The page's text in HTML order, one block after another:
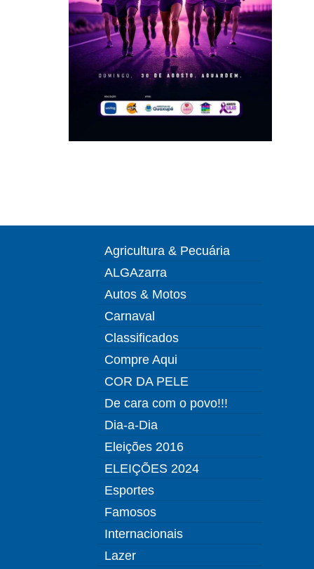
Agricultura & Pecuária
ALGAzarra
Autos & Motos
Carnaval
Classificados
Compre Aqui
COR DA PELE
De cara com o povo!!!
Dia-a-Dia
Eleições 2016
ELEIÇÕES 2024
Esportes
Famosos
Internacionais
Lazer